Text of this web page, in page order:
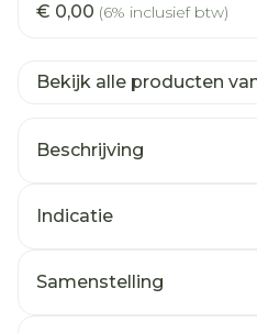
€ 0,00 (6% inclusief btw)
Bekijk alle producten
Beschrijving
Indicatie
Samenstelling